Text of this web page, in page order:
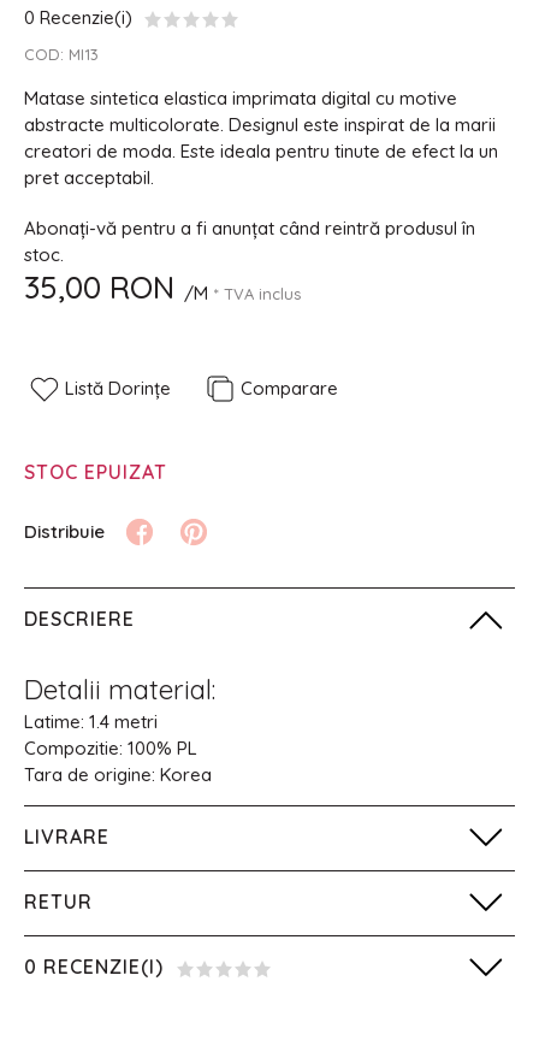
0 Recenzie(i)
COD: MI13
Matase sintetica elastica imprimata digital cu motive
abstracte multicolorate. Designul este inspirat de la marii
creatori de moda. Este ideala pentru tinute de efect la un
pret acceptabil.
Abonați-vă pentru a fi anunțat când reintră produsul în
stoc.
35,00 RON /M * TVA inclus
Listă Dorințe Comparare
STOC EPUIZAT
DESCRIERE
Detalii material:
Latime: 1.4 metri
Compozitie: 100% PL
Tara de origine: Korea
LIVRARE
RETUR
0 RECENZIE(I)